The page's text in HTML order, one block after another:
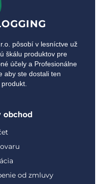
pôsobí v lesníctve už
škálu produktov pre
účely a Profesionálne
aby ste dostali ten
obchod
od zmluvy